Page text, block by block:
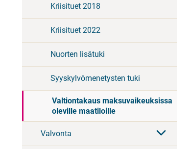
Kriisituet 2018
Kriisituet 2022
Nuorten lisätuki
Syyskylvömenetysten tuki
Valtiontakaus maksuvaikeuksissa
oleville maatiloille
Valvonta